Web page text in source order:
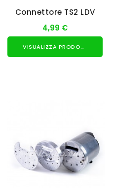
Connettore TS2 LDV
4,99 €
VISUALIZZA PRODOTTO